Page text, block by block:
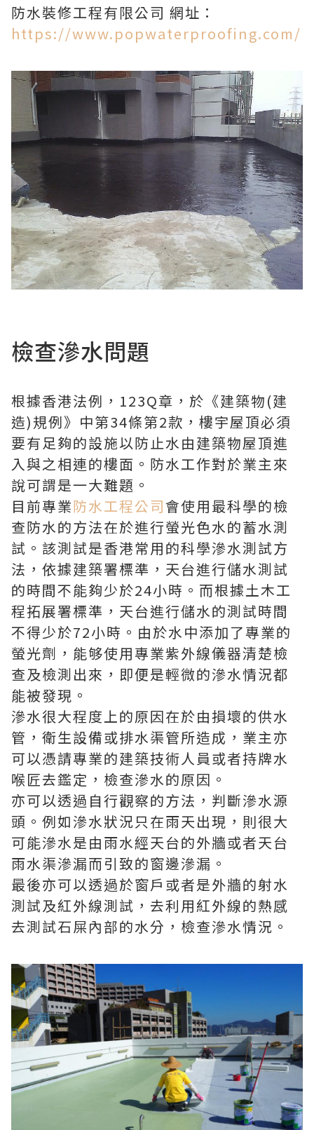
防水裝修工程有限公司 網址：
https://www.popwaterproofing.com/
檢查滲水問題
根據香港法例，123Q章，於《建築物(建
造)規例》中第34條第2款，樓宇屋頂必須
要有足夠的設施以防止水由建築物屋頂進
入與之相連的樓面。防水工作對於業主來
說可謂是一大難題。
目前專業防水工程公司會使用最科學的檢
查防水的方法在於進行螢光色水的蓄水測
試。該測試是香港常用的科學滲水測試方
法，依據建築署標準，天台進行儲水測試
的時間不能夠少於24小時。而根據土木工
程拓展署標準，天台進行儲水的測試時間
不得少於72小時。由於水中添加了專業的
螢光劑，能够使用專業紫外線儀器清楚檢
查及檢測出來，即便是輕微的滲水情況都
能被發現。
滲水很大程度上的原因在於由損壞的供水
管，衛生設備或排水渠管所造成，業主亦
可以憑請專業的建築技術人員或者持牌水
喉匠去鑑定，檢查滲水的原因。
亦可以透過自行觀察的方法，判斷滲水源
頭。例如滲水狀況只在雨天出現，則很大
可能滲水是由雨水經天台的外牆或者天台
雨水渠滲漏而引致的窗邊滲漏。
最後亦可以透過於窗戶或者是外牆的射水
測試及紅外線測試，去利用紅外線的熱感
去測試石屎內部的水分，檢查滲水情況。